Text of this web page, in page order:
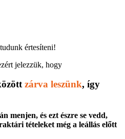
értesíteni!
jelezzük, hogy
zárva leszünk, így
menjen, és ezt észre se vedd,
tételeket még a leállás előtt